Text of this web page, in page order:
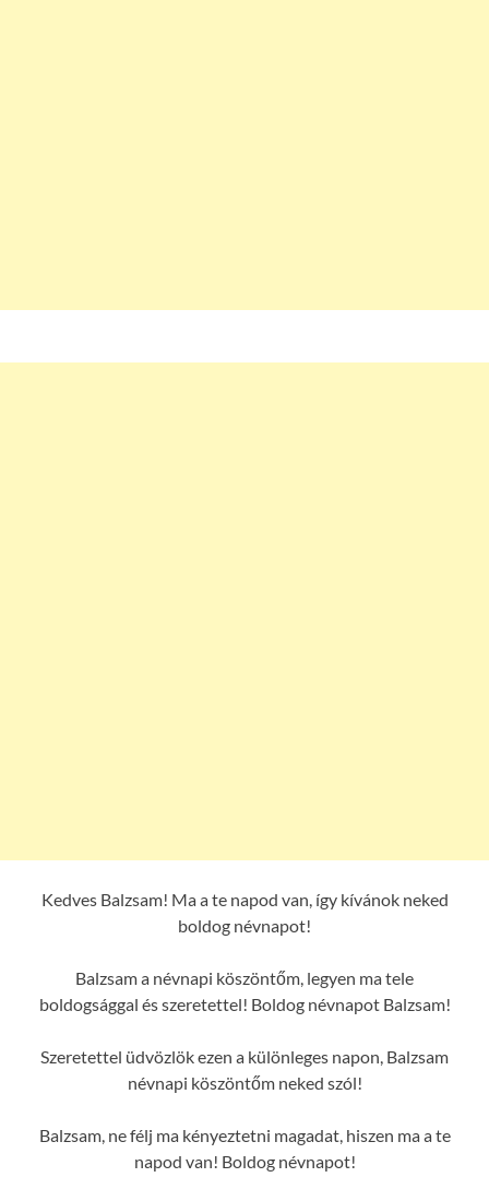
Kedves Balzsam! Ma a te napod van, így kívánok neked
boldog névnapot!
Balzsam a névnapi köszöntőm, legyen ma tele
boldogsággal és szeretettel! Boldog névnapot Balzsam!
Szeretettel üdvözlök ezen a különleges napon, Balzsam
névnapi köszöntőm neked szól!
Balzsam, ne félj ma kényeztetni magadat, hiszen ma a te
napod van! Boldog névnapot!